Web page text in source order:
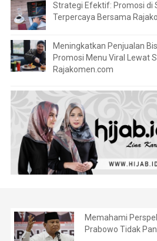
Strategi Efektif: Promosi di
Terpercaya Bersama
Meningkatkan Penjualan
Promosi Menu Viral Lewat
Rajakomen.com
Memahami
Prabowo Tidak